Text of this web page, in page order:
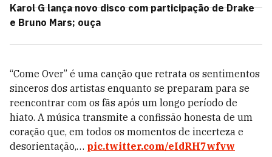
Karol G lança novo disco com participação de Drake
e Bruno Mars; ouça
“Come Over” é uma canção que retrata os sentimentos
sinceros dos artistas enquanto se preparam para se
reencontrar com os fãs após um longo período de
hiato. A música transmite a confissão honesta de um
coração que, em todos os momentos de incerteza e
desorientação,… pic.twitter.com/eIdRH7wfvw